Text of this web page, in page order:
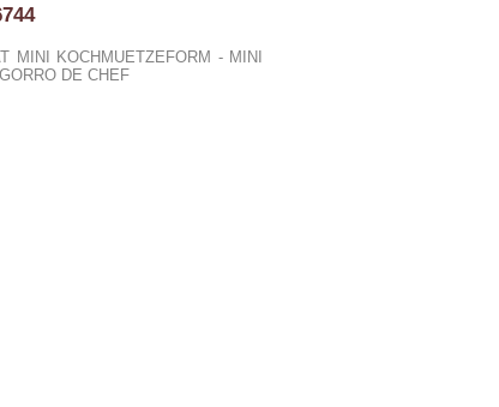
MINI KOCHMUETZEFORM - MINI
DE CHEF